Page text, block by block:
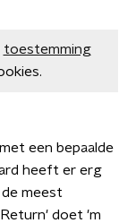
toestemming
een bepaalde
heeft er erg
meest
doet 'm